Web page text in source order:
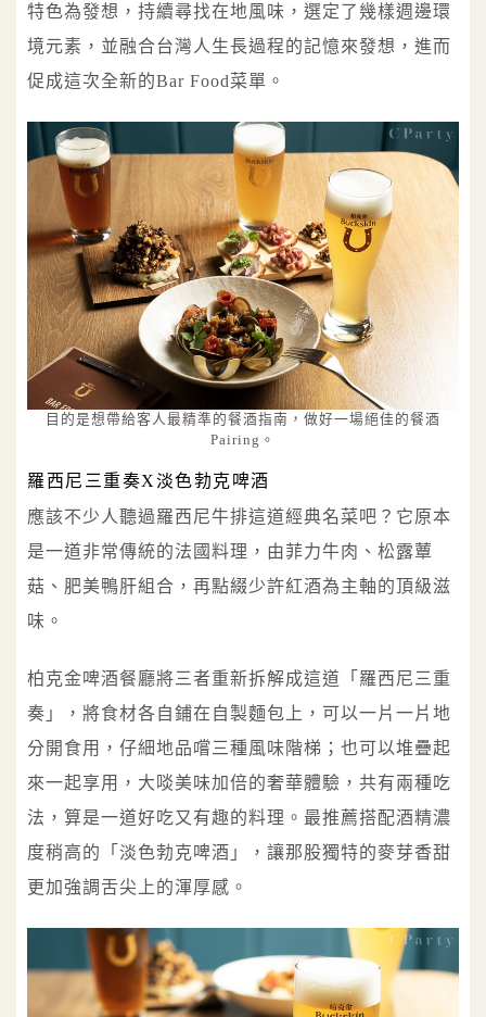
特色為發想，持續尋找在地風味，選定了幾樣週邊環
境元素，並融合台灣人生長過程的記憶來發想，進而
促成這次全新的Bar Food菜單。
目的是想帶給客人最精準的餐酒指南，做好一場絕佳的餐酒
Pairing。
羅西尼三重奏X淡色勃克啤酒
應該不少人聽過羅西尼牛排這道經典名菜吧？它原本
是一道非常傳統的法國料理，由菲力牛肉、松露蕈
菇、肥美鴨肝組合，再點綴少許紅酒為主軸的頂級滋
味。
柏克金啤酒餐廳將三者重新拆解成這道「羅西尼三重
奏」，將食材各自鋪在自製麵包上，可以一片一片地
分開食用，仔細地品嚐三種風味階梯；也可以堆疊起
來一起享用，大啖美味加倍的奢華體驗，共有兩種吃
法，算是一道好吃又有趣的料理。最推薦搭配酒精濃
度稍高的「淡色勃克啤酒」，讓那股獨特的麥芽香甜
更加強調舌尖上的渾厚感。